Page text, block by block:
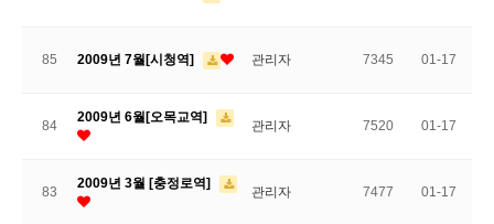
85 2009년 7월[시청역] 관리자 7345 01-17
84
2009년 6월[오목교역]
관리자 7520 01-17
83
2009년 3월 [충정로역]
관리자 7477 01-17